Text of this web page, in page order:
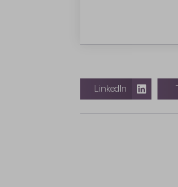
LinkedIn